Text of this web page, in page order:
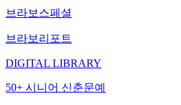
브라보스페셜
브라보리포트
DIGITAL LIBRARY
50+ 시니어 신춘문예